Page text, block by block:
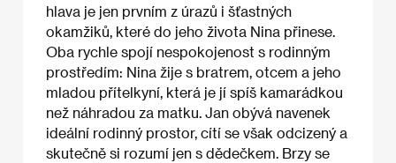
hlava je jen prvním z úrazů i šťastných
okamžiků, které do jeho života Nina přinese.
Oba rychle spojí nespokojenost s rodinným
prostředím: Nina žije s bratrem, otcem a jeho
mladou přítelkyní, která je jí spíš kamarádkou
než náhradou za matku. Jan obývá navenek
ideální rodinný prostor, cítí se však odcizený a
skutečně si rozumí jen s dědečkem. Brzy se